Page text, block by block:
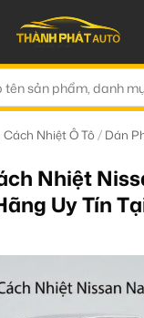
Nhiệt Ô Tô / Dán
Nhiệt
Uy Tín